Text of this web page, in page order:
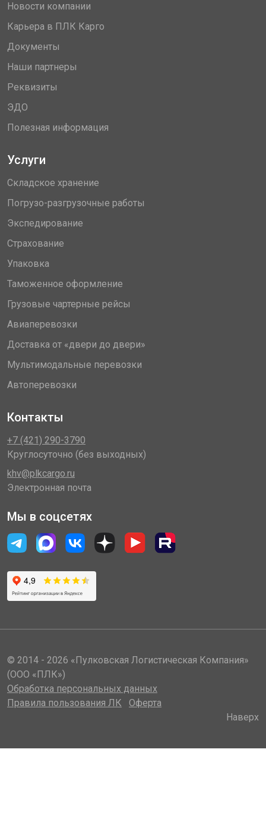
Новости компании
Карьера в ПЛК Карго
Документы
Наши партнеры
Реквизиты
ЭДО
Полезная информация
Услуги
Складское хранение
Погрузо-разгрузочные работы
Экспедирование
Страхование
Упаковка
Таможенное оформление
Грузовые чартерные рейсы
Авиаперевозки
Доставка от «двери до двери»
Мультимодальные перевозки
Автоперевозки
Контакты
+7 (421) 290-3790
Круглосуточно (без выходных)
khv@plkcargo.ru
Электронная почта
Мы в соцсетях
© 2014 - 2026 «Пулковская Логистическая Компания»
(ООО «ПЛК»)
Обработка персональных данных
Правила пользования ЛК
Оферта
Наверх